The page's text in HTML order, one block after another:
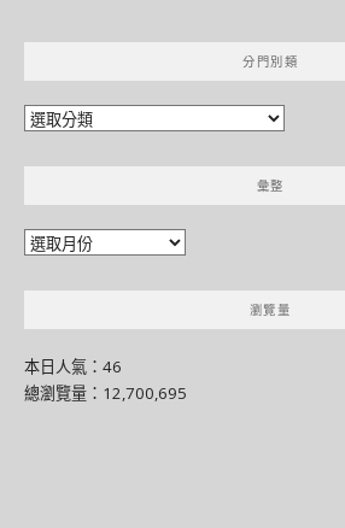
分門別類
分
別
彙整
彙
瀏覽量
本日人氣：46
總瀏覽量：12,700,695